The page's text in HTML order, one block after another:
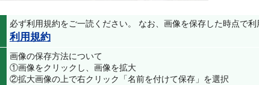
必ず利用規約をご一読ください。 なお、画像を保存した時点で利
利用規約
画像の保存方法について
①画像をクリックし、画像を拡大
②拡大画像の上で右クリック「名前を付けて保存」を選択